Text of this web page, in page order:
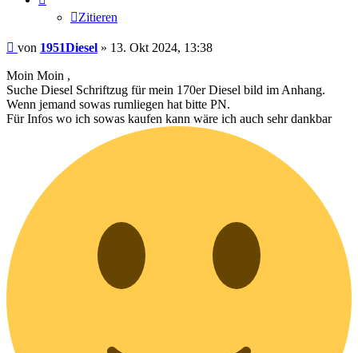
Zitieren
Beitrag
von 1951Diesel » 13. Okt 2024, 13:38
Moin Moin ,
Suche Diesel Schriftzug für mein 170er Diesel bild im Anhang.
Wenn jemand sowas rumliegen hat bitte PN.
Für Infos wo ich sowas kaufen kann wäre ich auch sehr dankbar